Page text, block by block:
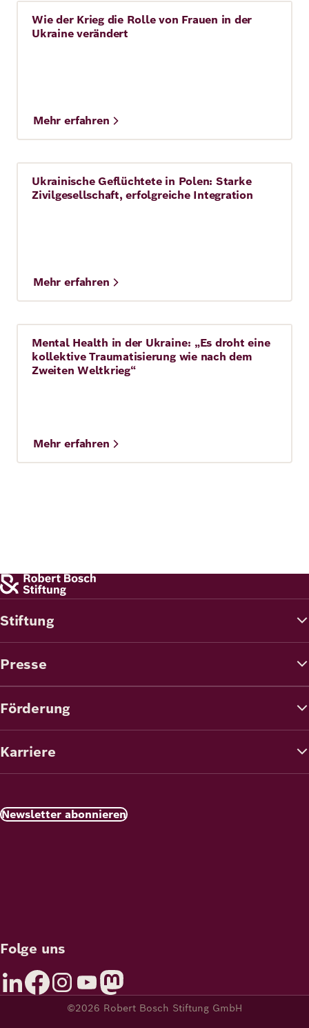
Story
Wie der Krieg die Rolle von Frauen in der
Ukraine verändert
Mehr erfahren
Story 7 Min.
Ukrainische Geflüchtete in Polen: Starke
Zivilgesellschaft, erfolgreiche Integration
Mehr erfahren
Story 8 Min.
Mental Health in der Ukraine: „Es droht eine
kollektive Traumatisierung wie nach dem
Zweiten Weltkrieg“
Mehr erfahren
Stiftung
Presse
Förderung
Karriere
Newsletter abonnieren
Folge uns
©2026 Robert Bosch Stiftung GmbH